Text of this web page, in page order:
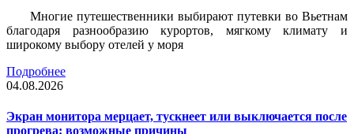
Многие путешественники выбирают путевки во Вьетнам
благодаря разнообразию курортов, мягкому климату и
широкому выбору отелей у моря
Подробнее
04.08.2026
Экран монитора мерцает, тускнеет или выключается после
прогрева: возможные причины